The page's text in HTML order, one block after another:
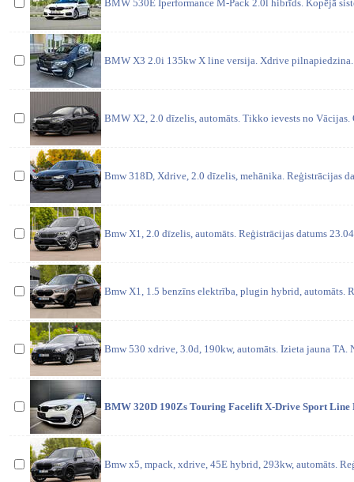
BMW 530E Iperformance M-Pack 2.0l hibrīds. Kopējā
BMW X3 2.0i 135kw X line versija. Xdrive
BMW X2, 2.0 dīzelis, automāts. Tikko ievests no Vācijas.
Bmw 318D, Xdrive, 2.0 dīzelis, mehānika. Reģistrācijas
Bmw X1, 2.0 dīzelis, automāts. Reģistrācijas datums
Bmw X1, 1.5 benzīns elektrība, plugin hybrid, automāts.
Bmw 530 xdrive, 3.0d, 190kw, automāts. Izieta jauna TA.
BMW 320D 190Zs Touring Facelift X-Drive Sport
Bmw x5, mpack, xdrive, 45E hybrid, 293kw, automāts.